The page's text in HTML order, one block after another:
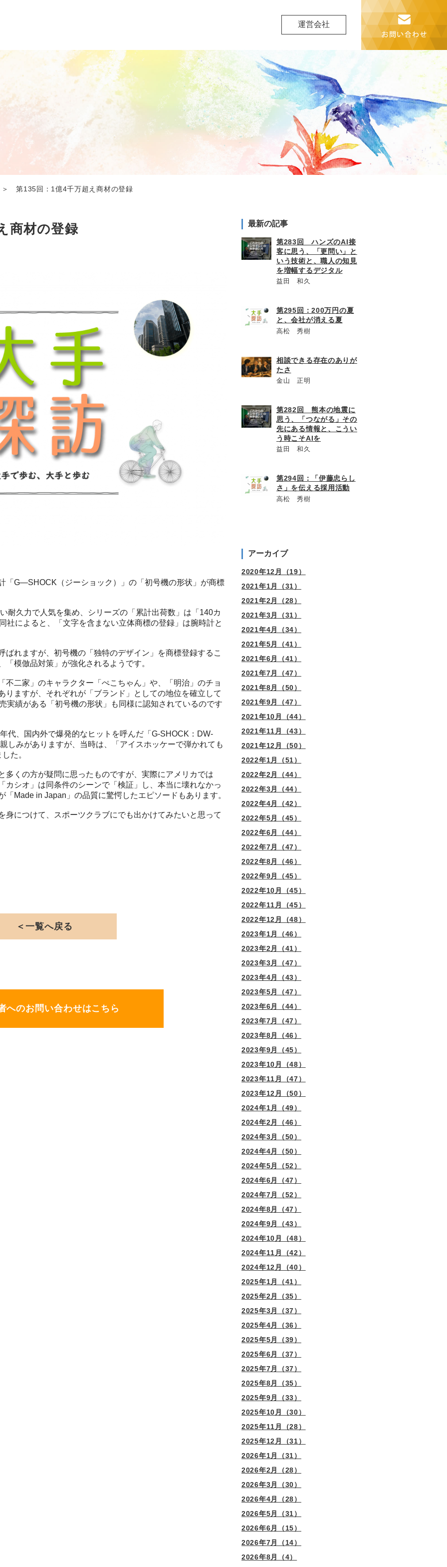
運営会社
第135回：1億4千万超え商材の登録
商材の登録
「G―SHOCK（ジーショック）」の「初号機の形状」が商標
耐久力で人気を集め、シリーズの「累計出荷数」は「140カ
社によると、「文字を含まない立体商標の登録」は腕時計と
ばれますが、初号機の「独特のデザイン」を商標登録するこ
模倣品対策」が強化されるようです。
不二家」のキャラクター「ぺこちゃん」や、「明治」のチョ
りますが、それぞれが「ブランド」としての地位を確立して
実績がある「初号機の形状」も同様に認知されているのです
代、国内外で爆発的なヒットを呼んだ「G-SHOCK：DW-
しみがありますが、当時は、「アイスホッケーで弾かれても
た。
多くの方が疑問に思ったものですが、実際にアメリカでは
カシオ」は同条件のシーンで「検証」し、本当に壊れなかっ
Made in Japan」の品質に驚愕したエピソードもあります。
身につけて、スポーツクラブにでも出かけてみたいと思って
＜一覧へ戻る
へのお問い合わせはこちら
最新の記事
第283回 ハンズのAI接
客に思う、「更問い」と
いう技術と、職人の知見
を増幅するデジタル
益田 和久
第295回：200万円の夏
と、会社が消える夏
高松 秀樹
相談できる存在のありが
たさ
金山 正明
第282回 熊本の地震に
思う、「つながる」その
先にある情報と、こうい
う時こそAIを
益田 和久
第294回：「伊藤忠らし
さ」を伝える採用活動
高松 秀樹
アーカイブ
2020年12月（19）
2021年1月（31）
2021年2月（28）
2021年3月（31）
2021年4月（34）
2021年5月（41）
2021年6月（41）
2021年7月（47）
2021年8月（50）
2021年9月（47）
2021年10月（44）
2021年11月（43）
2021年12月（50）
2022年1月（51）
2022年2月（44）
2022年3月（44）
2022年4月（42）
2022年5月（45）
2022年6月（44）
2022年7月（47）
2022年8月（46）
2022年9月（45）
2022年10月（45）
2022年11月（45）
2022年12月（48）
2023年1月（46）
2023年2月（41）
2023年3月（47）
2023年4月（43）
2023年5月（47）
2023年6月（44）
2023年7月（47）
2023年8月（46）
2023年9月（45）
2023年10月（48）
2023年11月（47）
2023年12月（50）
2024年1月（49）
2024年2月（46）
2024年3月（50）
2024年4月（50）
2024年5月（52）
2024年6月（47）
2024年7月（52）
2024年8月（47）
2024年9月（43）
2024年10月（48）
2024年11月（42）
2024年12月（40）
2025年1月（41）
2025年2月（35）
2025年3月（37）
2025年4月（36）
2025年5月（39）
2025年6月（37）
2025年7月（37）
2025年8月（35）
2025年9月（33）
2025年10月（30）
2025年11月（28）
2025年12月（31）
2026年1月（31）
2026年2月（28）
2026年3月（30）
2026年4月（28）
2026年5月（31）
2026年6月（15）
2026年7月（14）
2026年8月（4）